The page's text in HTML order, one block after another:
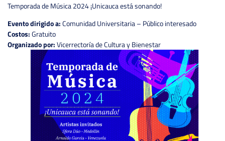
Temporada de Música 2024 ¡Unicauca está sonando!
Evento dirigido a:Comunidad Universitaria – Público interesado
Costos:Gratuito
Organizado por:Vicerrectoría de Cultura y Bienestar